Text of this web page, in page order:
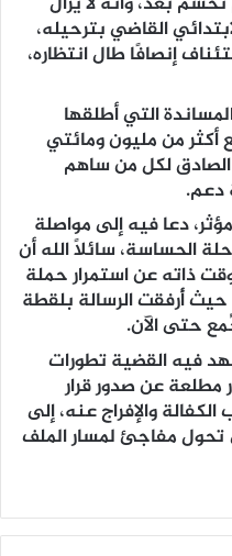
القاضي بترحيله،
إنصافًا طال انتظاره،
التي أطلقها
أكثر من مليون ومائتي
لكل من ساهم
دعم.
دعا فيه إلى مواصلة
الحساسة، سائلًا الله أن
ذاته عن استمرار حملة
أُرفقت الرسالة بلقطة
حتى الآن.
فيه القضية تطورات
مطلعة عن صدور قرار
والإفراج عنه، إلى
تحول مفاجئ لمسار الملف